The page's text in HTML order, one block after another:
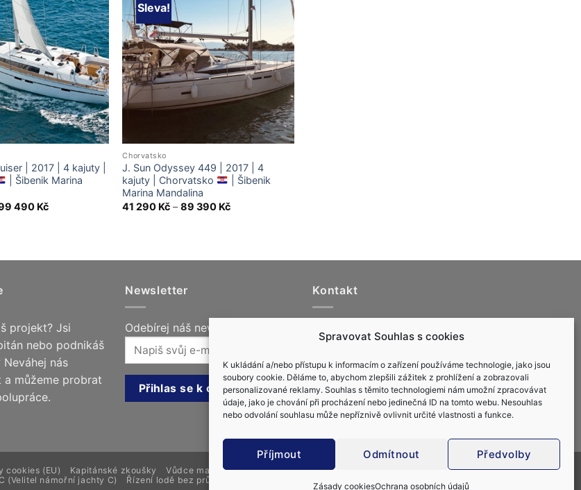
Spravovat Souhlas s cookies
K ukládání a/nebo přístupu k informacím o zařízení používáme technologie, jako jsou
soubory cookie. Děláme to, abychom zlepšili zážitek z prohlížení a zobrazovali
personalizované reklamy. Souhlas s těmito technologiemi nám umožní zpracovávat
údaje, jako je chování při procházení nebo jedinečná ID na tomto webu. Nesouhlas
nebo odvolání souhlasu může nepříznivě ovlivnit určité vlastnosti a funkce.
Příjmout Odmítnout Předvolby
Zásady cookiesOchrana osobních údajů
| 2017 | 4 kajuty |
| Šibenik Marina
490 KčPrice
490 Kč
Sleva!
Chorvatsko
J. Sun Odyssey 449 | 2017 | 4
kajuty | Chorvatsko
| Šibenik
Marina Mandalina
41 290 Kč – 89 390 KčPrice
390 Kč
projekt? Jsi
nebo podnikáš
nás
můžeme probrat
Newsletter
Odebírej náš newsletter!
Kontakt
info@jachtarka.cz
jachtarka@gmail.com
+420 605 220 553
cookies (EU) Kapitánské zkoušky Vůdce malého plavidla (VMP & MPZ)
Vše o kapitánských průkazech
(Velitel námořní jachty C)
Řízení lodě bez průkazu Kapitánské průkazy RYA